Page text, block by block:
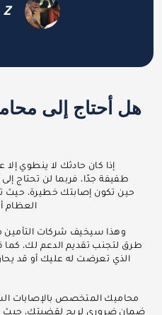
هل أحتاج إلى
إذا كان حادثك لا ينطوي
طفيفة جدًا، فربما لن تحتاج
حين تكون إصابتك خطيرة، حيث
العظام
وهذا سيخيف شركات التأمين
طرق لتجنب تقديم الدعم لك، كما
الذي تعرضت له عليك أو قد
محاميك المتخصص بالإصابات
ضمان ضروري لربح لقضيتك،